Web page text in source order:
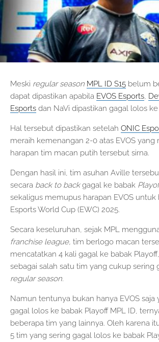
Meski regular season MPL ID S15 belum
dapat dipastikan apabila EVOS Esports,
Esports dan NaVi dipastikan gagal lolos
Hal tersebut dipastikan setelah ONIC
meraih kemenangan 2-0 atas EVOS yang
harapan tim macan putih tersebut sirna.
Dengan hasil ini, tim asuhan Aville
secara back to backgagal ke babak
sekaligus memupus harapan EVOS untuk
Esports World Cup (EWC) 2025.
Secara keseluruhan, sejak MPL
franchise league, tim berlogo macan
mencatatkan 4 kali gagal ke babak
sebagai salah satu tim yang cukup sering
regular season.
Namun tentunya bukan hanya EVOS saja
gagal lolos ke babak Playoff MPL ID,
beberapa tim yang lainnya. Oleh karena
5 tim yang sering gagal lolos ke babak